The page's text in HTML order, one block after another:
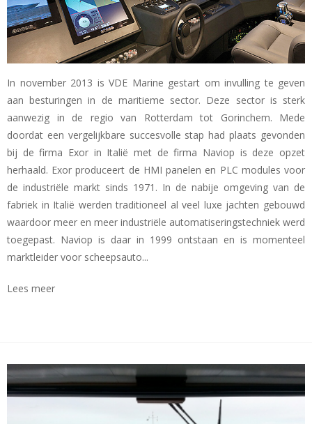
In november 2013 is VDE Marine gestart om invulling te geven
aan besturingen in de maritieme sector. Deze sector is sterk
aanwezig in de regio van Rotterdam tot Gorinchem. Mede
doordat een vergelijkbare succesvolle stap had plaats gevonden
bij de firma Exor in Italië met de firma Naviop is deze opzet
herhaald. Exor produceert de HMI panelen en PLC modules voor
de industriële markt sinds 1971. In de nabije omgeving van de
fabriek in Italië werden traditioneel al veel luxe jachten gebouwd
waardoor meer en meer industriële automatiseringstechniek werd
toegepast. Naviop is daar in 1999 ontstaan en is momenteel
marktleider voor scheepsauto...
Lees meer